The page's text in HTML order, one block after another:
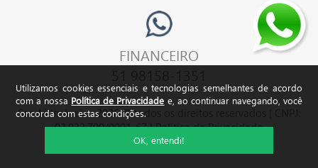
Utilizamos cookies essenciais e tecnologias semelhantes de acordo
com a nossa Política de Privacidade e, ao continuar navegando, você
concorda com estas condições.
OK, entendi!
FINANCEIRO
Sandri Imóveis - 2026 © todos os direitos reservados | CNPJ:
03.032.709/0001-67 |Política de Privacidade
by IdeiaCom